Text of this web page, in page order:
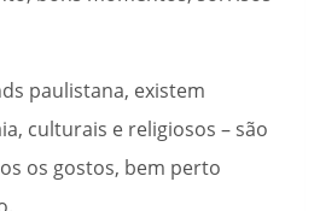
paulistana, existem
culturais e religiosos – são
os gostos, bem perto